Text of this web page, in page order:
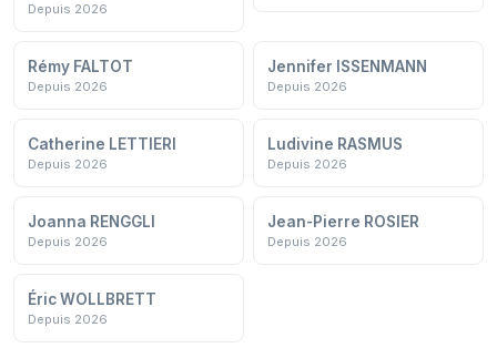
Depuis 2026
Rémy FALTOT
Depuis 2026
Jennifer ISSENMANN
Depuis 2026
Catherine LETTIERI
Depuis 2026
Ludivine RASMUS
Depuis 2026
Joanna RENGGLI
Depuis 2026
Jean-Pierre ROSIER
Depuis 2026
Éric WOLLBRETT
Depuis 2026